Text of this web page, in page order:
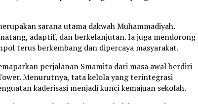
sarana utama dakwah Muhammadiyah.
adaptif, dan berkelanjutan. Ia juga mendorong
terus berkembang dan dipercaya masyarakat.
perjalanan Smamita dari masa awal berdiri
Menurutnya, tata kelola yang terintegrasi
kaderisasi menjadi kunci kemajuan sekolah.